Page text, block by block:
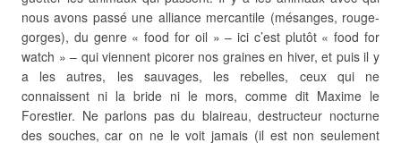
nous avons passé une alliance mercantile (mésanges, rouge-
gorges), du genre « food for oil » – ici c’est plutôt « food for
watch » – qui viennent picorer nos graines en hiver, et puis il y
a les autres, les sauvages, les rebelles, ceux qui ne
connaissent ni la bride ni le mors, comme dit Maxime le
Forestier. Ne parlons pas du blaireau, destructeur nocturne
des souches, car on ne le voit jamais (il est non seulement